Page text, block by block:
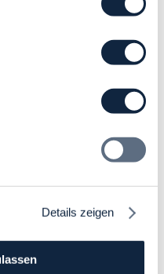
Details zeigen
Firewall/den Firewalls
Packet inspection”